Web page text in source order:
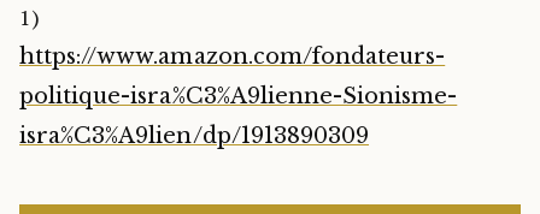
1)
https://www.amazon.com/fondateurs-
politique-isra%C3%A9lienne-Sionisme-
isra%C3%A9lien/dp/1913890309